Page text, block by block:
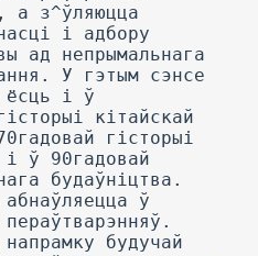
а з^ўляюцца
і адбору
ад непрымальнага
У гэтым сэнсе
ёсць і ў
кітайскай
гісторыі
ў 90гадовай
будаўніцтва.
ў
будучай